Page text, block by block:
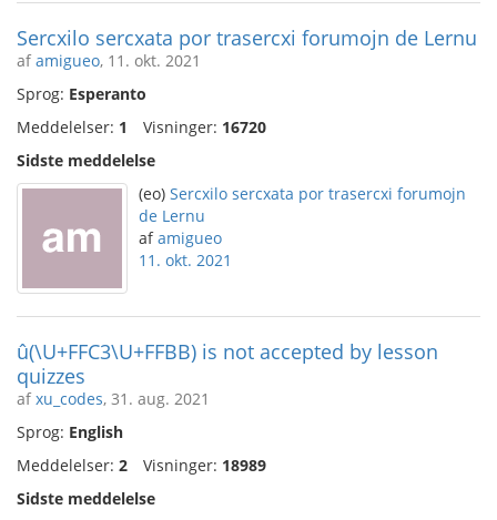
Sercxilo sercxata por trasercxi forumojn de Lernu
afamigueo, 11. okt. 2021
Sprog: Esperanto
Meddelelser: 1 Visninger: 16720
Sidste meddelelse
(eo) Sercxilo sercxata por trasercxi forumojn
de Lernu
afamigueo
11. okt. 2021
û(\U+FFC3\U+FFBB) is not accepted by lesson
quizzes
afxu_codes, 31. aug. 2021
Sprog: English
Meddelelser: 2 Visninger: 18989
Sidste meddelelse